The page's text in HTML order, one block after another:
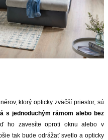
ktorý opticky zväčší priestor, sú
s jednoduchým rámom alebo bez
ho zavesíte oproti oknu alebo v
tak bude odrážať svetlo a opticky